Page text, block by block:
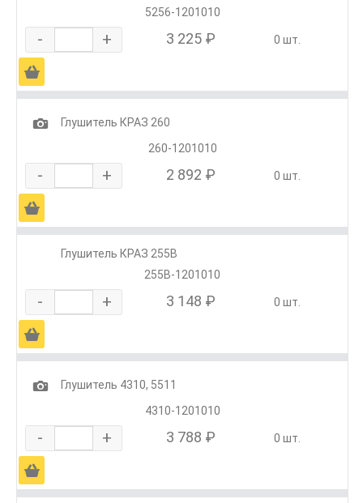
5256-1201010
- + 3 225 ₽ 0 шт.
Ä
1
Глушитель КРАЗ 260
260-1201010
- + 2 892 ₽ 0 шт.
Ä
Глушитель КРАЗ 255В
255В-1201010
- + 3 148 ₽ 0 шт.
Ä
1
Глушитель 4310, 5511
4310-1201010
- + 3 788 ₽ 0 шт.
Ä